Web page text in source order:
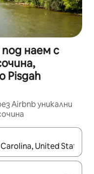
наем с
Pisgah
Airbnb уникални
използвайте